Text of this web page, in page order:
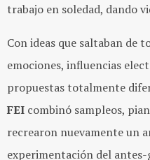
trabajo en soledad, dando
Con ideas que saltaban de
emociones, influencias
propuestas totalmente
FEI combinó sampleos,
recrearon nuevamente un
experimentación del